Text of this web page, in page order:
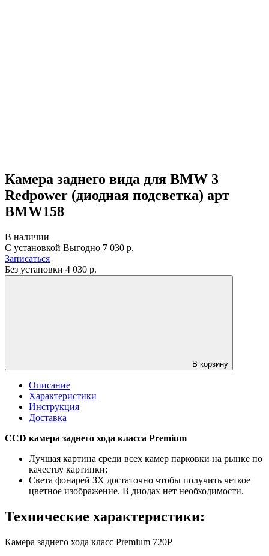
Камера заднего вида для BMW 3
Redpower (диодная подсветка) арт
BMW158
В наличии
С установкой Выгодно 7 030 р.
Записаться
Без установки 4 030 р.
В корзину
Описание
Характеристики
Инструкция
Доставка
CCD камера заднего хода класса Premium
Лучшая картина среди всех камер парковки на рынке по
качеству картинки;
Света фонарей ЗХ достаточно чтобы получить четкое
цветное изображение. В диодах нет необходимости.
Технические характеристики:
Камера заднего хода класс Premium 720P